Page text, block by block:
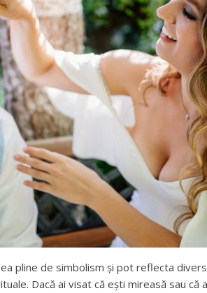
pline de simbolism și pot reflecta
Dacă ai visat că ești mireasă sau